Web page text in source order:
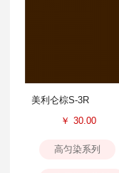
美利仑棕S-3R
￥ 30.00
高匀染系列